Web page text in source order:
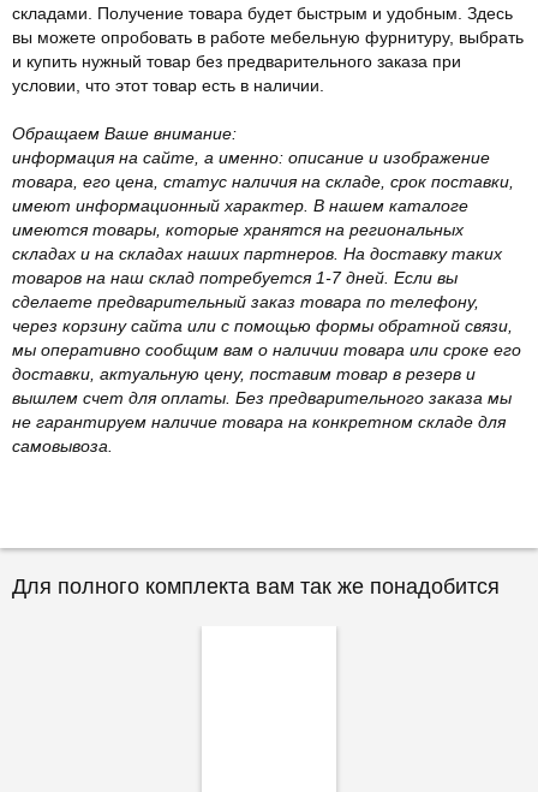
складами. Получение товара будет быстрым и удобным. Здесь
вы можете опробовать в работе мебельную фурнитуру, выбрать
и купить нужный товар без предварительного заказа при
условии, что этот товар есть в наличии.
Обращаем Ваше внимание:
информация на сайте, а именно: описание и изображение
товара, его цена, статус наличия на складе, срок поставки,
имеют информационный характер. В нашем каталоге
имеются товары, которые хранятся на региональных
складах и на складах наших партнеров. На доставку таких
товаров на наш склад потребуется 1-7 дней. Если вы
сделаете предварительный заказ товара по телефону,
через корзину сайта или с помощью формы обратной связи,
мы оперативно сообщим вам о наличии товара или сроке его
доставки, актуальную цену, поставим товар в резерв и
вышлем счет для оплаты. Без предварительного заказа мы
не гарантируем наличие товара на конкретном складе для
самовывоза.
Для полного комплекта вам так же понадобится